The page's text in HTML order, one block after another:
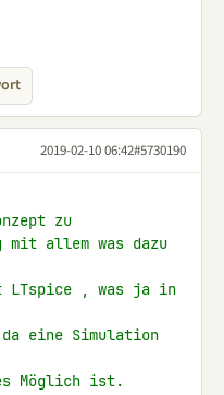
2019-02-10 06:42#5730190
zu
allem was dazu
LTspice , was ja in
eine Simulation
Möglich ist.